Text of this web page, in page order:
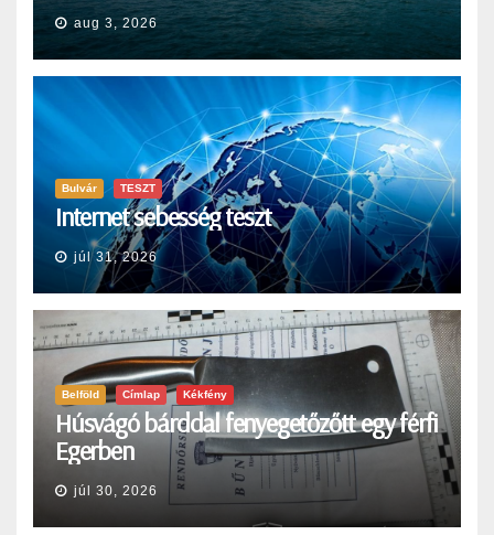
aug 3, 2026
Bulvár TESZT
Internet sebesség teszt
júl 31, 2026
Belföld Címlap Kékfény
Húsvágó bárddal fenyegetőzőtt egy férfi
Egerben
júl 30, 2026